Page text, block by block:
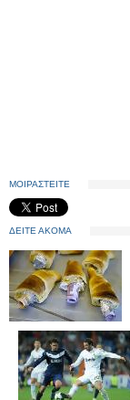
ΜΟΙΡΑΣΤΕΙΤΕ
ΔΕΙΤΕ ΑΚΟΜΑ